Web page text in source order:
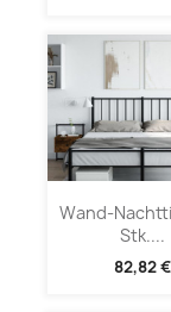
Wand-
Stk....
82,82 €